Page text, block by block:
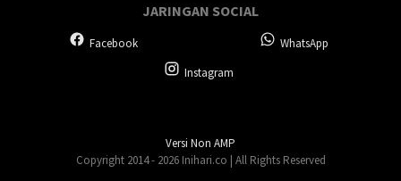
JARINGAN SOCIAL
Facebook
WhatsApp
Instagram
Versi Non AMP
Copyright 2014 - 2026 Inihari.co | All Rights Reserved